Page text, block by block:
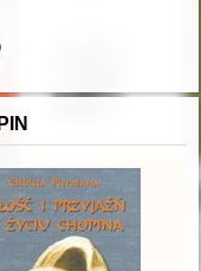
Zwiastowania z